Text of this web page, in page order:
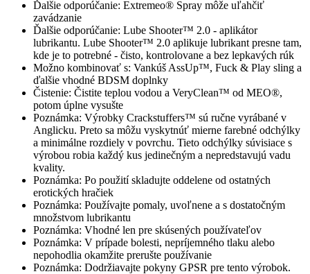
Ďalšie odporúčanie: Extremeo® Spray môže uľahčiť
zavádzanie
Ďalšie odporúčanie: Lube Shooter™ 2.0 - aplikátor
lubrikantu. Lube Shooter™ 2.0 aplikuje lubrikant presne tam,
kde je to potrebné - čisto, kontrolovane a bez lepkavých rúk
Možno kombinovať s: Vankúš AssUp™, Fuck & Play sling a
ďalšie vhodné BDSM doplnky
Čistenie: Čistite teplou vodou a VeryClean™ od MEO®,
potom úplne vysušte
Poznámka: Výrobky Crackstuffers™ sú ručne vyrábané v
Anglicku. Preto sa môžu vyskytnúť mierne farebné odchýlky
a minimálne rozdiely v povrchu. Tieto odchýlky súvisiace s
výrobou robia každý kus jedinečným a nepredstavujú vadu
kvality.
Poznámka: Po použití skladujte oddelene od ostatných
erotických hračiek
Poznámka: Používajte pomaly, uvoľnene a s dostatočným
množstvom lubrikantu
Poznámka: Vhodné len pre skúsených používateľov
Poznámka: V prípade bolesti, nepríjemného tlaku alebo
nepohodlia okamžite prerušte používanie
Poznámka: Dodržiavajte pokyny GPSR pre tento výrobok.